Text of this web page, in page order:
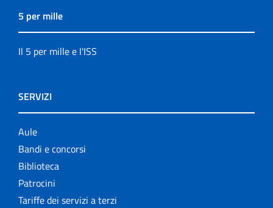
5 per mille
Il 5 per mille e l'ISS
SERVIZI
Aule
Bandi e concorsi
Biblioteca
Patrocini
Tariffe dei servizi a terzi